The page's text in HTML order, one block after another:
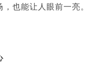
也能让人眼前一亮。